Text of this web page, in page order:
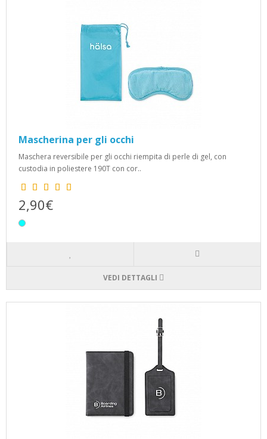
Mascherina per gli occhi
Maschera reversibile per gli occhi riempita di perle di gel, con
custodia in poliestere 190T con cor..
2,90€
VEDI DETTAGLI